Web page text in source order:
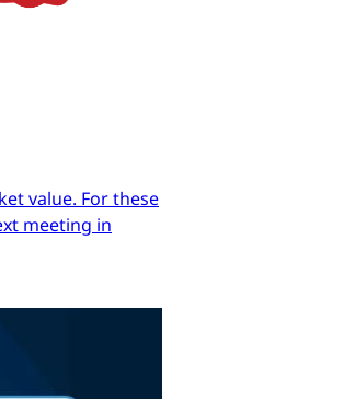
value. For these
meeting in